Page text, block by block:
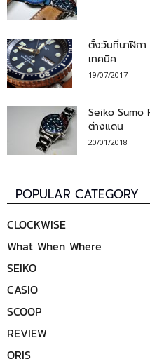
ตั้งวันที่นาฬิก
เทคนิค
19/07/2017
Seiko Sumo
ต่างแดน
20/01/2018
POPULAR CATEGORY
CLOCKWISE
What When Where
SEIKO
CASIO
SCOOP
REVIEW
ORIS